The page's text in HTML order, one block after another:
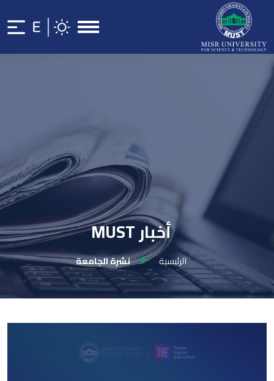
أخبار MUST
الرئيسية نشرة الجامعة